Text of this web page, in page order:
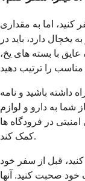
کنید، اما به مقداری
یخچال دارد، باید در
با بسته های یخ،
داشته باشید و نامه
شما به دارو و لوازم
در فرودگاه ها
کمک کند.
قبل از سفر خود
صحبت کنید. آنها